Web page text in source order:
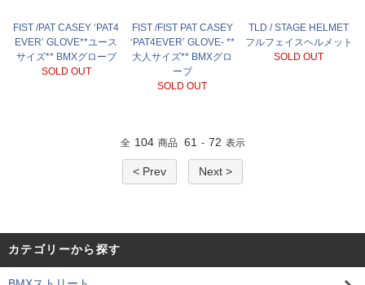
FIST /PAT CASEY ‘PAT4
EVER’ GLOVE**ユース
サイズ** BMXグローブ
SOLD OUT
FIST /FIST PAT CASEY
‘PAT4EVER’ GLOVE- **
大人サイズ** BMXグロ
ーブ
SOLD OUT
TLD / STAGE HELMET
フルフェイスヘルメット
SOLD OUT
全 104 商品 61 - 72 表示
< Prev Next >
カテゴリーから探す